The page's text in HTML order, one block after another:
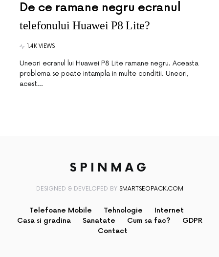
De ce ramane negru ecranul
telefonului Huawei P8 Lite?
1.4K VIEWS
Uneori ecranul lui Huawei P8 Lite ramane negru. Aceasta
problema se poate intampla in multe conditii. Uneori,
acest…
SPINMAG
DESIGNED & DEVELOPED BY SMARTSEOPACK.COM
Telefoane Mobile Tehnologie
Internet
Casa si gradina
Sanatate Cum sa fac?
GDPR
Contact